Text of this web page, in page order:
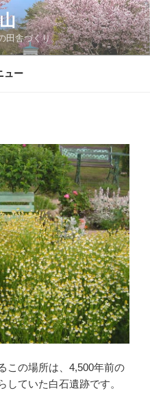
田舎づくり。
ュー
この場所は、4,500年前の
ていた白石遺跡です。